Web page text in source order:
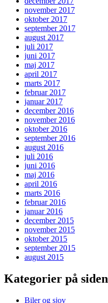
november 2017
oktober 2017
september 2017
august 2017
juli 2017
juni 2017
maj 2017
april 2017
marts 2017
februar 2017
januar 2017
december 2016
november 2016
oktober 2016
september 2016
august 2016
juli 2016
juni 2016
maj 2016
april 2016
marts 2016
februar 2016
januar 2016
december 2015
november 2015
oktober 2015
september 2015
august 2015
Kategorier på siden
Biler og sjov